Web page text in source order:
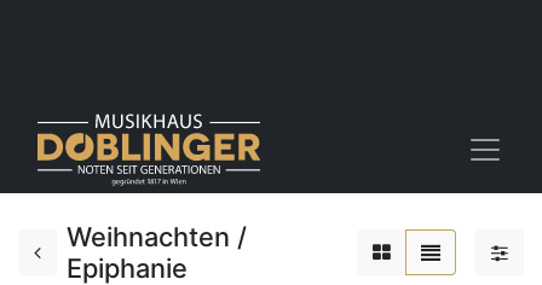
Weihnachten /
Epiphanie